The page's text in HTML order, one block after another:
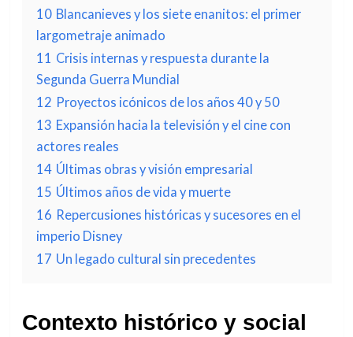
10 Blancanieves y los siete enanitos: el primer
largometraje animado
11 Crisis internas y respuesta durante la
Segunda Guerra Mundial
12 Proyectos icónicos de los años 40 y 50
13 Expansión hacia la televisión y el cine con
actores reales
14 Últimas obras y visión empresarial
15 Últimos años de vida y muerte
16 Repercusiones históricas y sucesores en el
imperio Disney
17 Un legado cultural sin precedentes
Contexto histórico y social